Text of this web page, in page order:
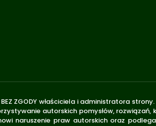
ZGODY właściciela i administratora
autorskich pomysłów,
naruszenie praw autorskich oraz